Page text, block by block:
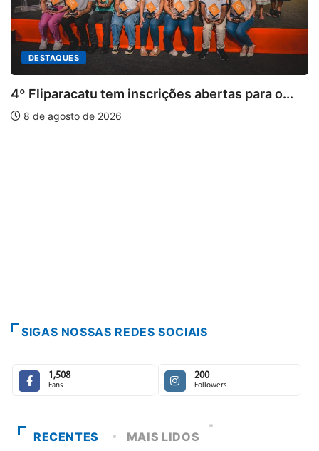
DESTAQUES
4º Fliparacatu tem inscrições abertas para o...
8 de agosto de 2026
SIGAS NOSSAS REDES SOCIAIS
1,508
Fans
200
Followers
RECENTES MAIS LIDOS